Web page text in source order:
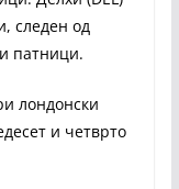
следен од
патници.
лондонски
и четврто